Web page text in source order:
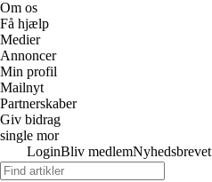
Om os
Få hjælp
Medier
Annoncer
Min profil
Mailnyt
Partnerskaber
Giv bidrag
single mor
LoginBliv medlemNyhedsbrevet